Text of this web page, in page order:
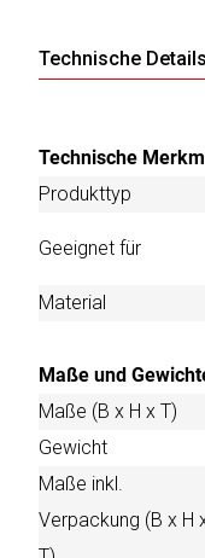
Technische Details
Technische
Produkttyp
Geeignet für
Material
Maße und
Maße (B x H x T)
Gewicht
Maße inkl.
Verpackung (B x H